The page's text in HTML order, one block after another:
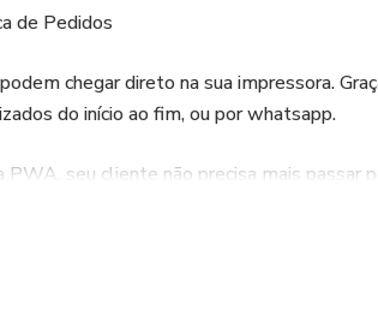
de Pedidos
chegar direto na sua impressora.
do início ao fim, ou por whatsapp.
PWA, seu cliente não precisa mais passar
maneira simples e rápida é possível